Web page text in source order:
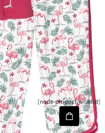
[node-product-wishlist]